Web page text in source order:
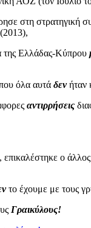
στη στρατηγική
(2013),
της Ελλάδας-Κύπρου
όλα αυτά δενήταν
αντιρρήσεις
επικαλέστηκε ο
το έχουμε με τους
Γραικύλους!